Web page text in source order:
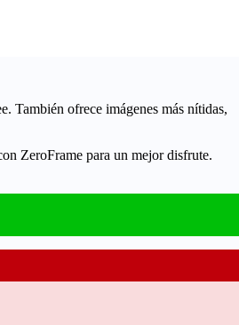
También ofrece imágenes más nítidas,
ZeroFrame para un mejor disfrute.